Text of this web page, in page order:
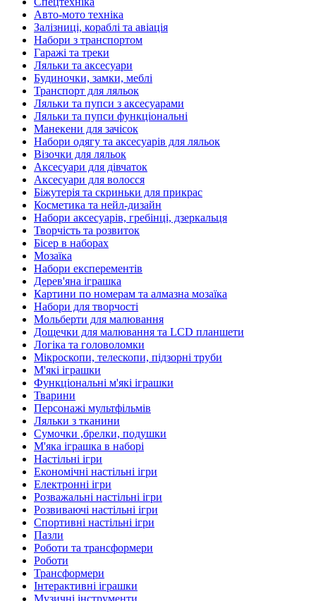
Авто-мото техніка
Залізниці, кораблі та авіація
Набори з транспортом
Гаражі та треки
Ляльки та аксесуари
Будиночки, замки, меблі
Транспорт для ляльок
Ляльки та пупси з аксесуарами
Ляльки та пупси функціональні
Манекени для зачісок
Набори одягу та аксесуарів для ляльок
Візочки для ляльок
Аксесуари для дівчаток
Аксесуари для волосся
Біжутерія та скриньки для прикрас
Косметика та нейл-дизайн
Набори аксесуарів, гребінці, дзеркальця
Творчість та розвиток
Бісер в наборах
Мозаїка
Набори експерементів
Дерев'яна іграшка
Картини по номерам та алмазна мозаїка
Набори для творчості
Мольберти для малювання
Дощечки для малювання та LCD планшети
Логіка та головоломки
Мікроскопи, телескопи, підзорні труби
М'які іграшки
Функціональні м'які іграшки
Тварини
Персонажі мультфільмів
Ляльки з тканини
Сумочки ,брелки, подушки
М'яка іграшка в наборі
Настільні ігри
Економічні настільні ігри
Електронні ігри
Розважальні настільні ігри
Розвиваючі настільні ігри
Спортивні настільні ігри
Пазли
Роботи та трансформери
Роботи
Трансформери
Інтерактивні іграшки
Музичні інструменти